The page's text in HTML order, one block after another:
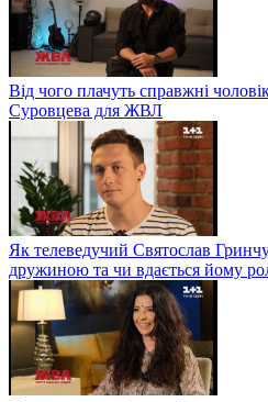
Від чого плачуть справжні
Суровцева для ЖВЛ
Як телеведучий Святослав
дружиною та чи вдається йому